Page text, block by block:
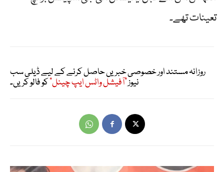
تعینات تھے۔
روزانہ مستند اور خصوصی خبریں حاصل کرنے کے لیے ڈیلی سب
نیوز"آفیشل واٹس ایپ چینل"کو فالو کریں۔